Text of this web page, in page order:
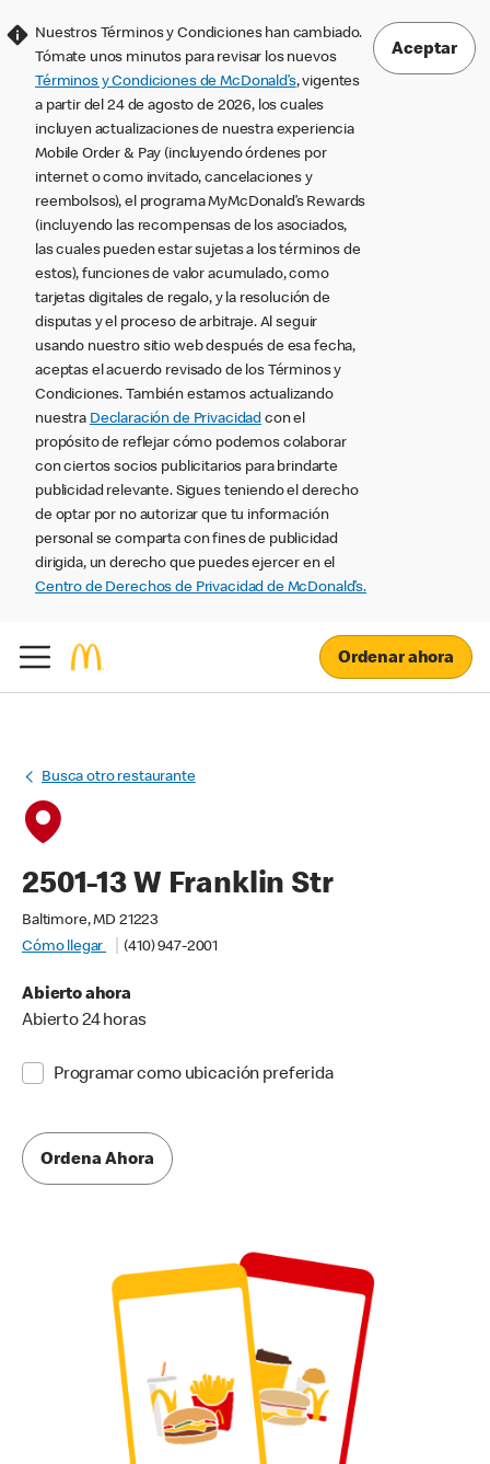
Nuestros Términos y Condiciones han cambiado.
Tómate unos minutos para revisar los nuevos
Términos y Condiciones de McDonald’s, vigentes
a partir del 24 de agosto de 2026, los cuales
incluyen actualizaciones de nuestra experiencia
Mobile Order & Pay (incluyendo órdenes por
internet o como invitado, cancelaciones y
reembolsos), el programa MyMcDonald’s Rewards
(incluyendo las recompensas de los asociados,
las cuales pueden estar sujetas a los términos de
estos), funciones de valor acumulado, como
tarjetas digitales de regalo, y la resolución de
disputas y el proceso de arbitraje. Al seguir
usando nuestro sitio web después de esa fecha,
aceptas el acuerdo revisado de los Términos y
Condiciones. También estamos actualizando
nuestra Declaración de Privacidad con el
propósito de reflejar cómo podemos colaborar
con ciertos socios publicitarios para brindarte
publicidad relevante. Sigues teniendo el derecho
de optar por no autorizar que tu información
personal se comparta con fines de publicidad
dirigida, un derecho que puedes ejercer en el
Centro de Derechos de Privacidad de McDonald’s.
Aceptar
Ordenar ahora
Busca otro restaurante
2501-13 W Franklin Str
Baltimore, MD 21223
Cómo llegar
(410) 947-2001
Abierto ahora
Abierto 24 horas
Programar como ubicación preferida
Ordena Ahora